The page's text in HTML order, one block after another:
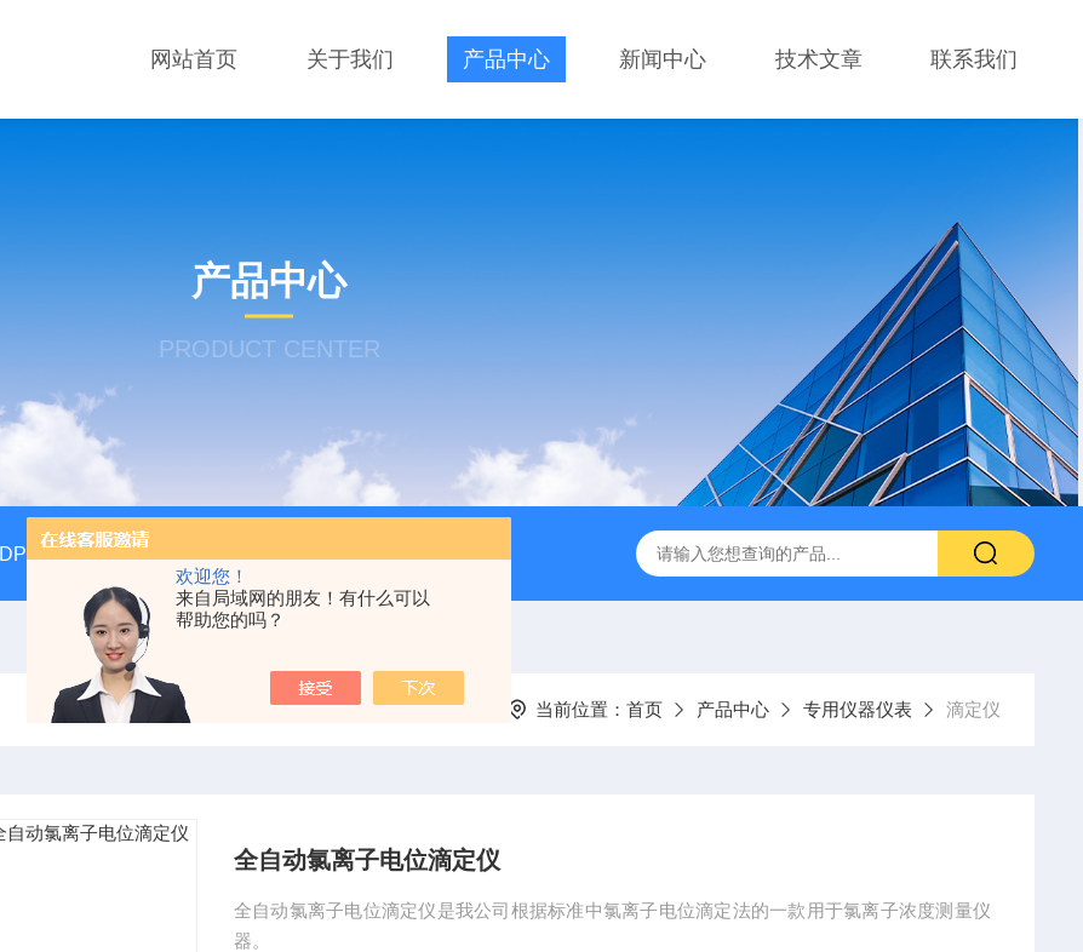
欢迎您！
来自局域网的朋友！有什么可以
帮助您的吗？
网站首页 关于我们 产品中心 新闻中心 技术文章 联系我们
产品中心
PRODUCT CENTER
DP17392汽液两相流实验仪 DP-BCGY-1便携式测仪/测仪 DP-DFYF-109ZS
当前位置： 首页 产品中心 专用仪器仪表 滴定仪
全自动氯离子电位滴定仪
全自动氯离子电位滴定仪是我公司根据标准中氯离子电位滴定法的一款用于氯离子浓度测量仪
器。